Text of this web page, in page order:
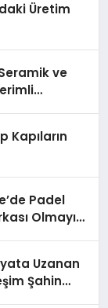
Üretim
ve
Kapıların
Padel
Olmayı
Uzanan
Şahin